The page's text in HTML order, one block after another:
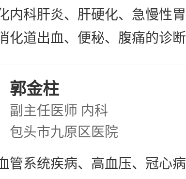
内科肝炎、肝硬化、急慢性
化道出血、便秘、腹痛的诊
郭金柱
副主任医师 内科
包头市九原区医院
管系统疾病、高血压、冠心